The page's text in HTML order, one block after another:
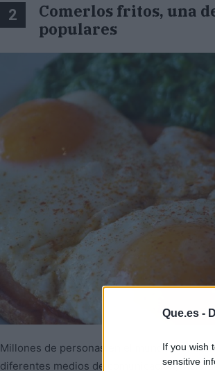
Que.es -
If you wish
sensitive
2
Comerlos fritos, una
populares
Millones de personas en el mundo
diferentes medios de comunicación,